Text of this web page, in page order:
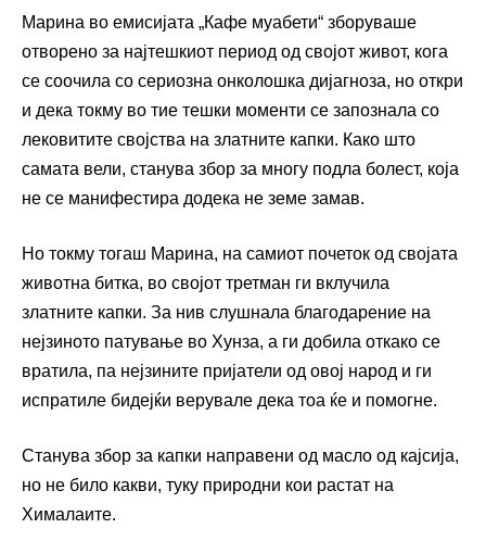
Марина во емисијата „Кафе муабети“ зборуваше
отворено за најтешкиот период од својот живот, кога
се соочила со сериозна онколошка дијагноза, но откри
и дека токму во тие тешки моменти се запознала со
лековитите својства на златните капки. Како што
самата вели, станува збор за многу подла болест, која
не се манифестира додека не земе замав.
Но токму тогаш Марина, на самиот почеток од својата
животна битка, во својот третман ги вклучила
златните капки. За нив слушнала благодарение на
нејзиното патување во Хунза, а ги добила откако се
вратила, па нејзините пријатели од овој народ и ги
испратиле бидејќи верувале дека тоа ќе и помогне.
Станува збор за капки направени од масло од кајсија,
но не било какви, туку природни кои растат на
Хималаите.